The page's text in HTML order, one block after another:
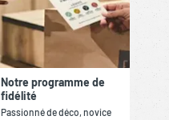
Notre programme de
fidélité
Passionné de déco, novice